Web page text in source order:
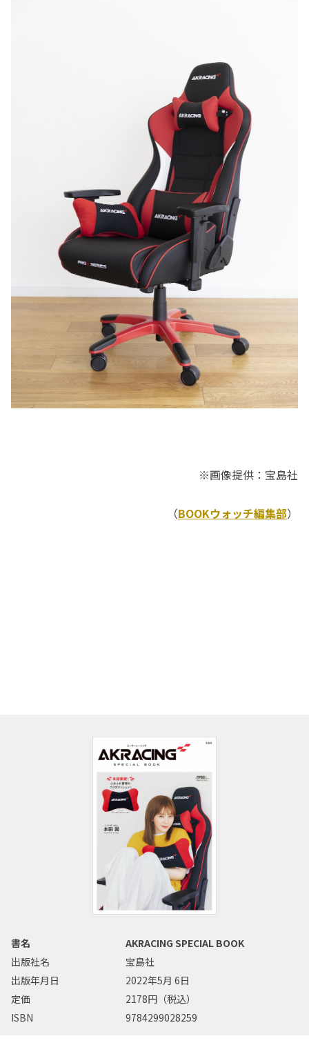
※画像提供：宝島社
（BOOKウォッチ編集部）
書名
AKRACING SPECIAL BOOK
出版社名
宝島社
出版年月日
2022年5月 6日
定価
2178円（税込）
ISBN
9784299028259